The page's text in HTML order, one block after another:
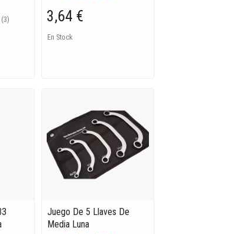
(3) 3,64 €
En Stock
Juego De 5 Llaves De
Media Luna